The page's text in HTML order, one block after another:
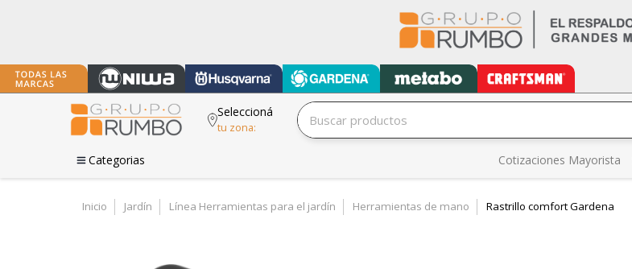
Seleccioná
tu zona:
Categorias Cotizaciones Mayorista
Inicio Jardín Línea Herramientas para el jardín Herramientas de mano Rastrillo comfort Gardena